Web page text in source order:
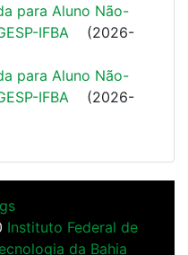
para Aluno Não-
IFBA (2026-
para Aluno Não-
IFBA (2026-
Instituto Federal de
da Bahia